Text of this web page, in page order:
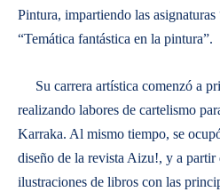
Pintura, impartiendo las
“Temática fantástica en la pintura”.
Su carrera artística comenzó a
realizando labores de cartelismo
Karraka. Al mismo tiempo, se
diseño de la revista Aizu!, y a partir
ilustraciones de libros con las